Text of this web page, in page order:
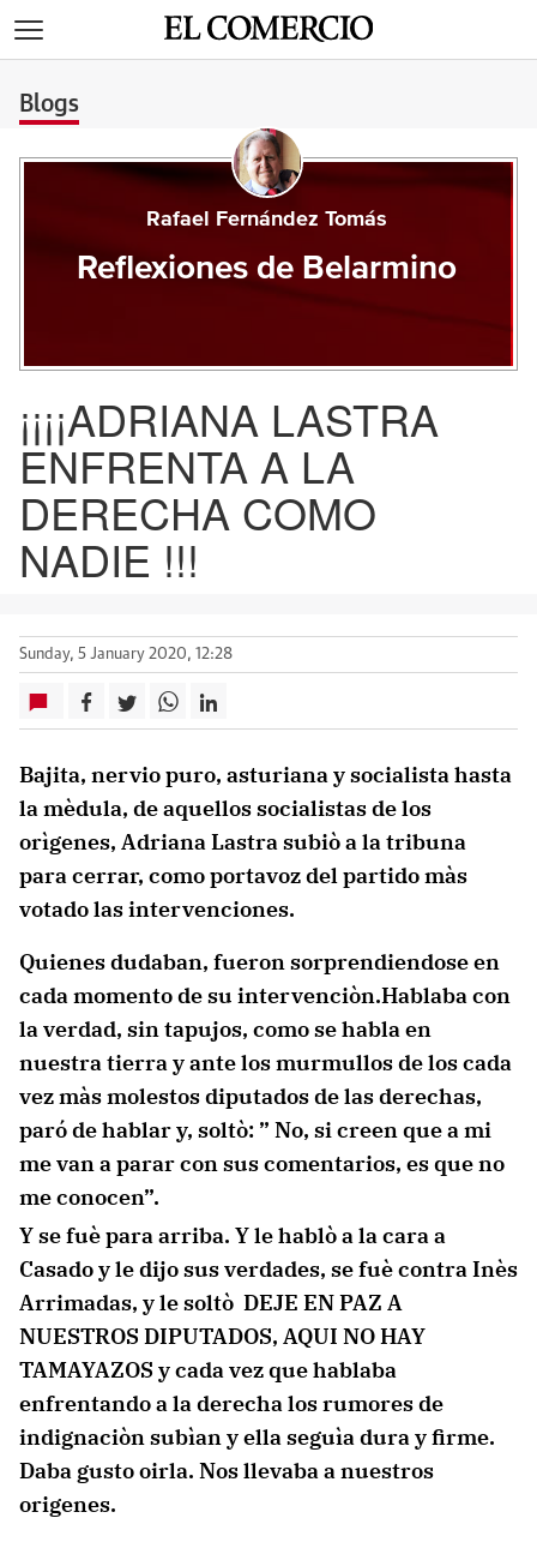
Blogs
Rafael Fernández Tomás
Reflexiones de Belarmino
¡¡¡¡ADRIANA LASTRA
ENFRENTA A LA
DERECHA COMO
NADIE !!!
Sunday, 5 January 2020, 12:28
Bajita, nervio puro, asturiana y socialista hasta
la mèdula, de aquellos socialistas de los
orìgenes, Adriana Lastra subiò a la tribuna
para cerrar, como portavoz del partido màs
votado las intervenciones.
Quienes dudaban, fueron sorprendiendose en
cada momento de su intervenciòn.Hablaba con
la verdad, sin tapujos, como se habla en
nuestra tierra y ante los murmullos de los cada
vez màs molestos diputados de las derechas,
paró de hablar y, soltò: ” No, si creen que a mi
me van a parar con sus comentarios, es que no
me conocen”.
Y se fuè para arriba. Y le hablò a la cara a
Casado y le dijo sus verdades, se fuè contra Inès
Arrimadas, y le soltò DEJE EN PAZ A
NUESTROS DIPUTADOS, AQUI NO HAY
TAMAYAZOS y cada vez que hablaba
enfrentando a la derecha los rumores de
indignaciòn subìan y ella seguìa dura y firme.
Daba gusto oirla. Nos llevaba a nuestros
origenes.